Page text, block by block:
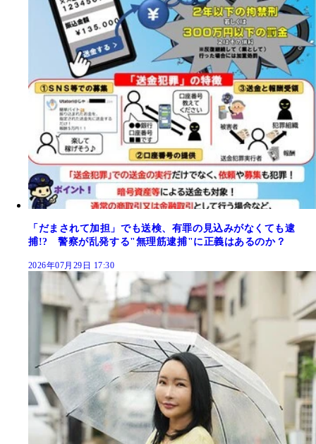
「だまされて加担」でも送検、有罪の見込みがなくても逮
捕!? 警察が乱発する"無理筋逮捕"に正義はあるのか？
2026年07月29日 17:30